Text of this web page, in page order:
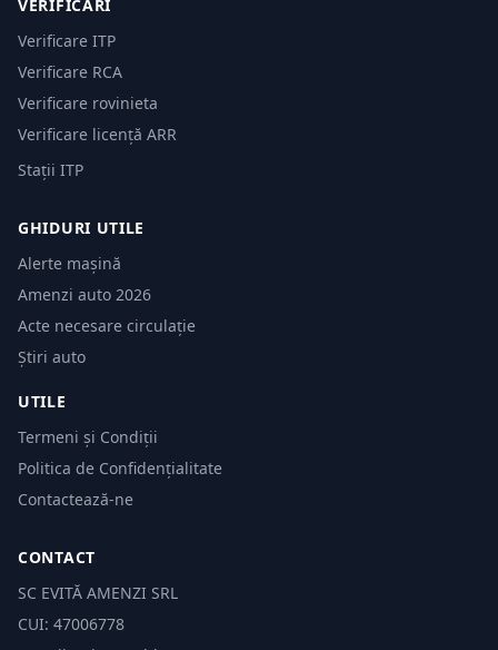
VERIFICĂRI
Verificare ITP
Verificare RCA
Verificare rovinieta
Verificare licență ARR
Stații ITP
GHIDURI UTILE
Alerte mașină
Amenzi auto 2026
Acte necesare circulație
Știri auto
UTILE
Termeni și Condiții
Politica de Confidențialitate
Contactează-ne
CONTACT
SC EVITĂ AMENZI SRL
CUI: 47006778